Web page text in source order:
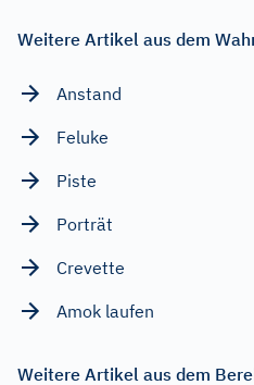
Weitere Artikel aus dem
Anstand
Feluke
Piste
Porträt
Crevette
Amok laufen
Weitere Artikel aus dem